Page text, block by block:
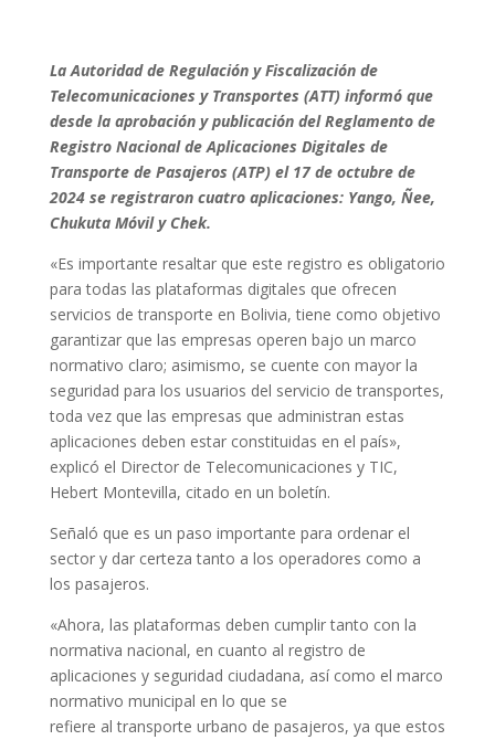
La Autoridad de Regulación y Fiscalización de
Telecomunicaciones y Transportes (ATT) informó que
desde la aprobación y publicación del Reglamento de
Registro Nacional de Aplicaciones Digitales de
Transporte de Pasajeros (ATP) el 17 de octubre de
2024 se registraron cuatro aplicaciones: Yango, Ñee,
Chukuta Móvil y Chek.
«Es importante resaltar que este registro es obligatorio
para todas las plataformas digitales que ofrecen
servicios de transporte en Bolivia, tiene como objetivo
garantizar que las empresas operen bajo un marco
normativo claro; asimismo, se cuente con mayor la
seguridad para los usuarios del servicio de transportes,
toda vez que las empresas que administran estas
aplicaciones deben estar constituidas en el país»,
explicó el Director de Telecomunicaciones y TIC,
Hebert Montevilla, citado en un boletín.
Señaló que es un paso importante para ordenar el
sector y dar certeza tanto a los operadores como a
los pasajeros.
«Ahora, las plataformas deben cumplir tanto con la
normativa nacional, en cuanto al registro de
aplicaciones y seguridad ciudadana, así como el marco
normativo municipal en lo que se
refiere al transporte urbano de pasajeros, ya que estos